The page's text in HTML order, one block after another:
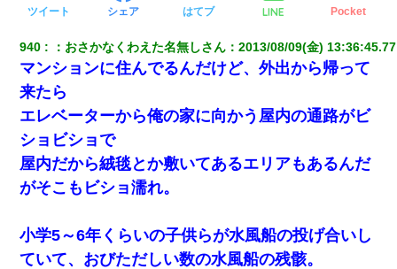
ツイート シェア はてブ LINE Pocket
940 ： おさかなくわえた名無しさん ：2013/08/09(金) 13:36:45.77
マンションに住んでるんだけど、外出から帰って
来たら
エレベーターから俺の家に向かう屋内の通路がビ
ショビショで
屋内だから絨毯とか敷いてあるエリアもあるんだ
がそこもビショ濡れ。
小学5～6年くらいの子供らが水風船の投げ合いし
ていて、おびただしい数の水風船の残骸。